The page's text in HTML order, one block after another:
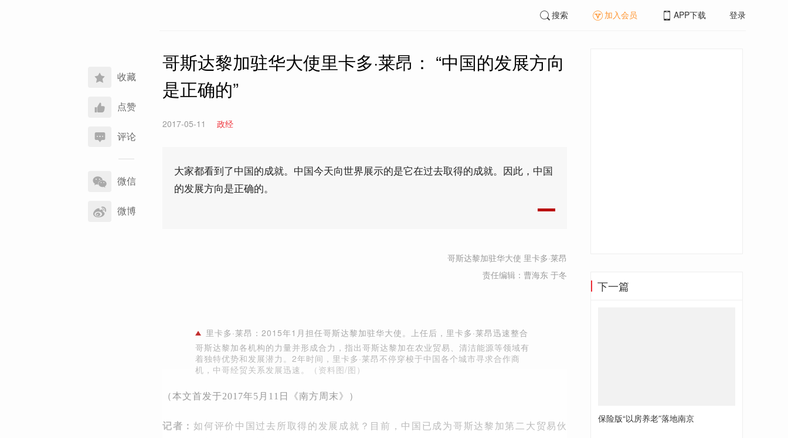
收藏
点赞
评论
享
到
微信
微博
搜索 加入会员 APP下载 登录
哥斯达黎加驻华大使里卡多·莱昂： “中国的发展方向
是正确的”
2017-05-11 政经
大家都看到了中国的成就。中国今天向世界展示的是它在过去取得的成就。因此，中国
的发展方向是正确的。
哥斯达黎加驻华大使 里卡多·莱昂
责任编辑：曹海东 于冬
里卡多·莱昂：2015年1月担任哥斯达黎加驻华大使。上任后，里卡多·莱昂迅速整合
哥斯达黎加各机构的力量并形成合力，指出哥斯达黎加在农业贸易、清洁能源等领域有
着独特优势和发展潜力。2年时间，里卡多·莱昂不停穿梭于中国各个城市寻求合作商
机，中哥经贸关系发展迅速。
（资料图/图）
（本文首发于2017年5月11日《南方周末》）
记者：如何评价中国过去所取得的发展成就？目前，中国已成为哥斯达黎加第二大贸易伙
下一篇
保险版“以房养老”落地南京